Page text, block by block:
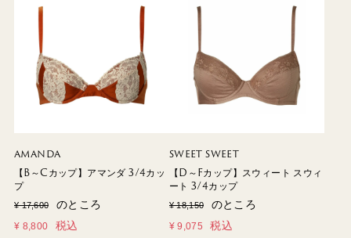
AMANDA
【B～Cカップ】アマンダ 3/4カッ
プ
¥ 17,600 のところ
¥ 8,800 税込
SWEET SWEET
【D～Fカップ】スウィート スウィ
ート 3/4カップ
¥ 18,150 のところ
¥ 9,075 税込